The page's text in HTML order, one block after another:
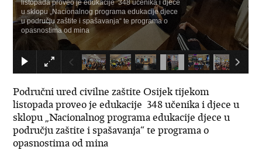
listopada proveo je edukacije 348 učenika i djece
u sklopu „Nacionalnog programa edukacije djece
u području zaštite i spašavanja“ te programa o
opasnostima od mina
Područni ured civilne zaštite Osijek tijekom
listopada proveo je edukacije 348 učenika i djece u
sklopu „Nacionalnog programa edukacije djece u
području zaštite i spašavanja“ te programa o
opasnostima od mina